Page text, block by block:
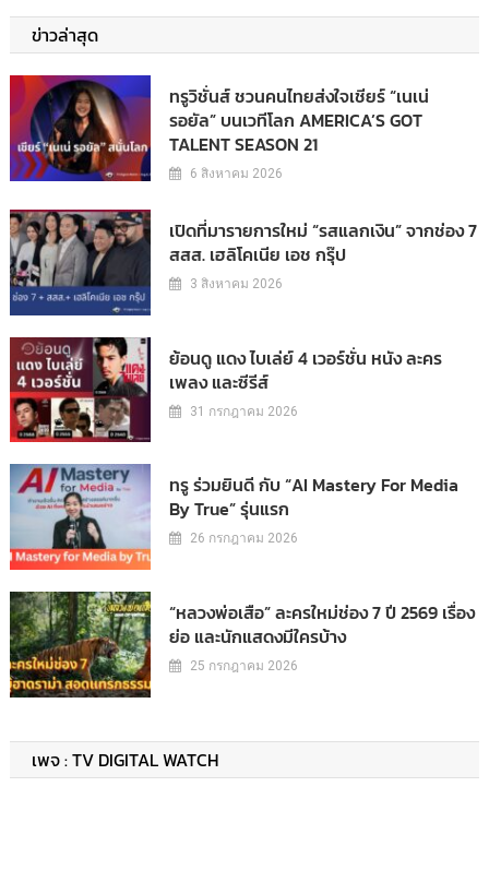
ข่าวล่าสุด
ทรูวิชั่นส์ ชวนคนไทยส่งใจเชียร์ “เนเน่
รอยัล” บนเวทีโลก AMERICA’S GOT
TALENT SEASON 21
6 สิงหาคม 2026
เปิดที่มารายการใหม่ “รสแลกเงิน” จากช่อง 7
สสส. เฮลิโคเนีย เอช กรุ๊ป
3 สิงหาคม 2026
ย้อนดู แดง ไบเล่ย์ 4 เวอร์ชั่น หนัง ละคร
เพลง และซีรีส์
31 กรกฎาคม 2026
ทรู ร่วมยินดี กับ “AI Mastery For Media
By True” รุ่นแรก
26 กรกฎาคม 2026
“หลวงพ่อเสือ” ละครใหม่ช่อง 7 ปี 2569 เรื่อง
ย่อ และนักแสดงมีใครบ้าง
25 กรกฎาคม 2026
เพจ : TV DIGITAL WATCH